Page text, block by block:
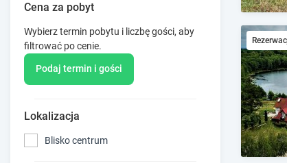
Cena za pobyt
Wybierz termin pobytu i liczbę gości, aby
filtrować po cenie.
Podaj termin i gości
Lokalizacja
Blisko centrum